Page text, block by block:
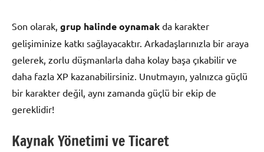
Son olarak, grup halinde oynamak da karakter
gelişiminize katkı sağlayacaktır. Arkadaşlarınızla bir araya
gelerek, zorlu düşmanlarla daha kolay başa çıkabilir ve
daha fazla XP kazanabilirsiniz. Unutmayın, yalnızca güçlü
bir karakter değil, aynı zamanda güçlü bir ekip de
gereklidir!
Kaynak Yönetimi ve Ticaret